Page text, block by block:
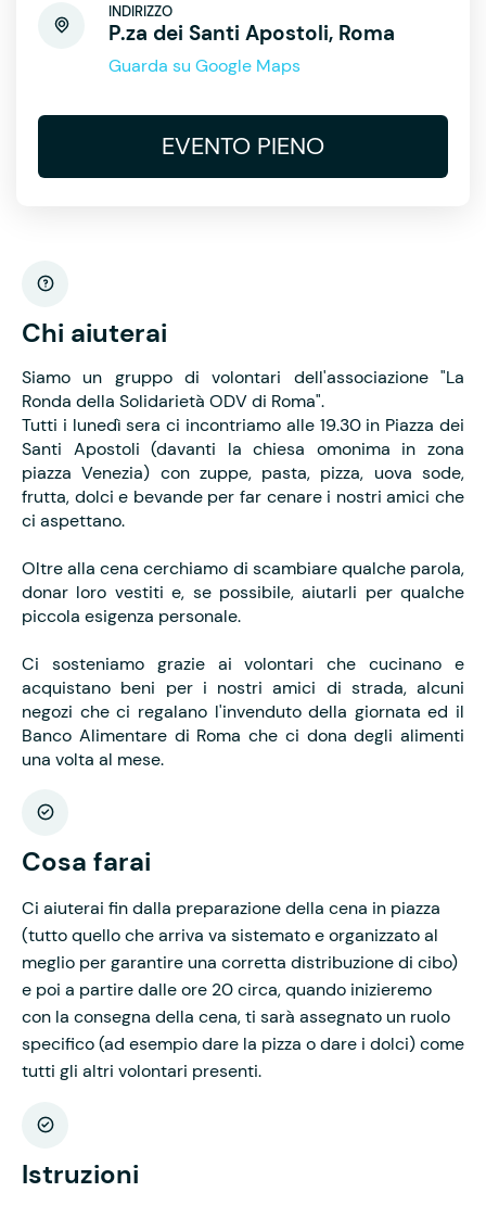
INDIRIZZO
P.za dei Santi Apostoli, Roma
Guarda su Google Maps
EVENTO PIENO
Chi aiuterai
Siamo un gruppo di volontari dell'associazione "La
Ronda della Solidarietà ODV di Roma".
Tutti i lunedì sera ci incontriamo alle 19.30 in Piazza dei
Santi Apostoli (davanti la chiesa omonima in zona
piazza Venezia) con zuppe, pasta, pizza, uova sode,
frutta, dolci e bevande per far cenare i nostri amici che
ci aspettano.
Oltre alla cena cerchiamo di scambiare qualche parola,
donar loro vestiti e, se possibile, aiutarli per qualche
piccola esigenza personale.
Ci sosteniamo grazie ai volontari che cucinano e
acquistano beni per i nostri amici di strada, alcuni
negozi che ci regalano l'invenduto della giornata ed il
Banco Alimentare di Roma che ci dona degli alimenti
una volta al mese.
Cosa farai
Ci aiuterai fin dalla preparazione della cena in piazza
(tutto quello che arriva va sistemato e organizzato al
meglio per garantire una corretta distribuzione di cibo)
e poi a partire dalle ore 20 circa, quando inizieremo
con la consegna della cena, ti sarà assegnato un ruolo
specifico (ad esempio dare la pizza o dare i dolci) come
tutti gli altri volontari presenti.
Istruzioni